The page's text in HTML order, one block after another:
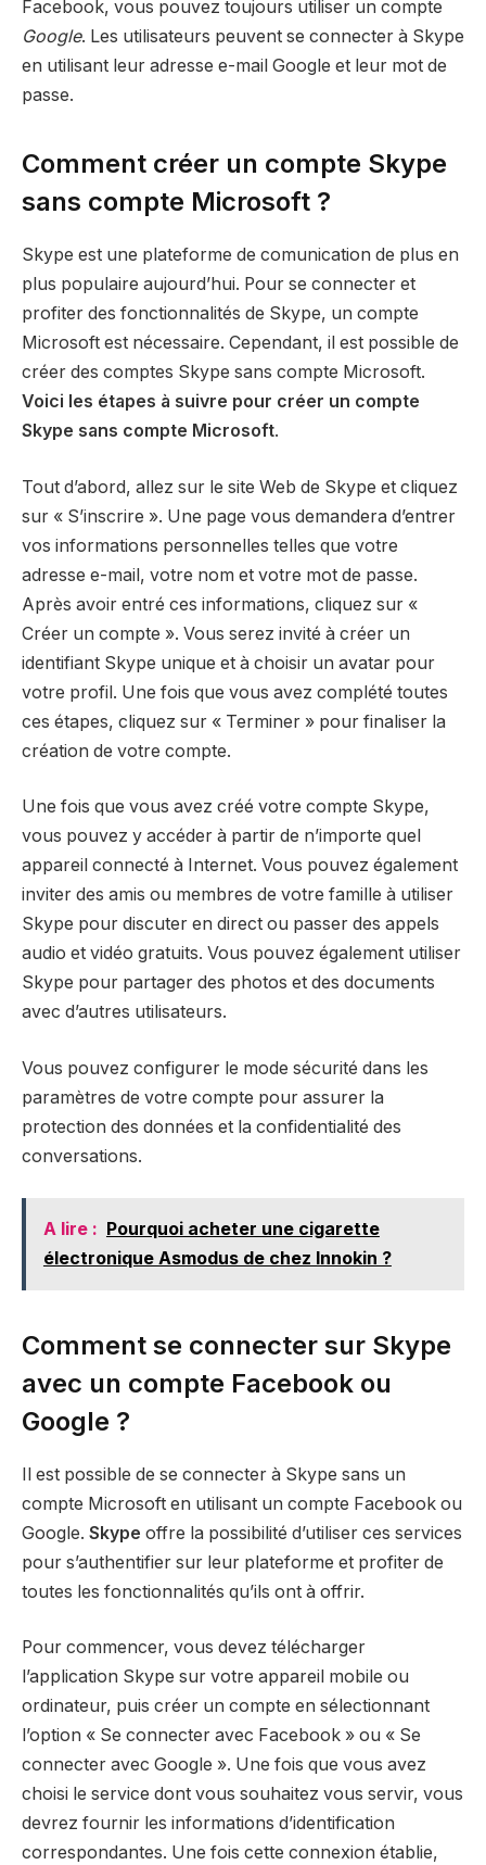
Facebook, vous pouvez toujours utiliser un compte
Google. Les utilisateurs peuvent se connecter à Skype
en utilisant leur adresse e-mail Google et leur mot de
passe.
Comment créer un compte Skype
sans compte Microsoft ?
Skype est une plateforme de comunication de plus en
plus populaire aujourd’hui. Pour se connecter et
profiter des fonctionnalités de Skype, un compte
Microsoft est nécessaire. Cependant, il est possible de
créer des comptes Skype sans compte Microsoft.
Voici les étapes à suivre pour créer un compte
Skype sans compte Microsoft.
Tout d’abord, allez sur le site Web de Skype et cliquez
sur « S’inscrire ». Une page vous demandera d’entrer
vos informations personnelles telles que votre
adresse e-mail, votre nom et votre mot de passe.
Après avoir entré ces informations, cliquez sur «
Créer un compte ». Vous serez invité à créer un
identifiant Skype unique et à choisir un avatar pour
votre profil. Une fois que vous avez complété toutes
ces étapes, cliquez sur « Terminer » pour finaliser la
création de votre compte.
Une fois que vous avez créé votre compte Skype,
vous pouvez y accéder à partir de n’importe quel
appareil connecté à Internet. Vous pouvez également
inviter des amis ou membres de votre famille à utiliser
Skype pour discuter en direct ou passer des appels
audio et vidéo gratuits. Vous pouvez également utiliser
Skype pour partager des photos et des documents
avec d’autres utilisateurs.
Vous pouvez configurer le mode sécurité dans les
paramètres de votre compte pour assurer la
protection des données et la confidentialité des
conversations.
A lire : Pourquoi acheter une cigarette
électronique Asmodus de chez Innokin ?
Comment se connecter sur Skype
avec un compte Facebook ou
Google ?
Il est possible de se connecter à Skype sans un
compte Microsoft en utilisant un compte Facebook ou
Google. Skype offre la possibilité d’utiliser ces services
pour s’authentifier sur leur plateforme et profiter de
toutes les fonctionnalités qu’ils ont à offrir.
Pour commencer, vous devez télécharger
l’application Skype sur votre appareil mobile ou
ordinateur, puis créer un compte en sélectionnant
l’option « Se connecter avec Facebook » ou « Se
connecter avec Google ». Une fois que vous avez
choisi le service dont vous souhaitez vous servir, vous
devrez fournir les informations d’identification
correspondantes. Une fois cette connexion établie,